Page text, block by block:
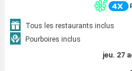
Tous les restaurants inclus
Pourboires inclus
jeu. 27